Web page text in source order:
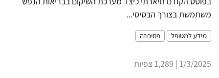
משתמשת בצורך הבסיסי...
מידע למטופל פסיכוזה
1/3/2025 | 1,289 צפיות